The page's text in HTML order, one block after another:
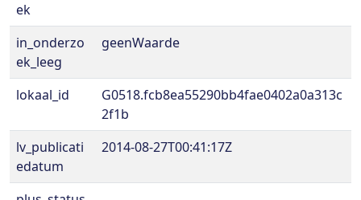
ek
in_onderzo
ek_leeg
geenWaarde
lokaal_id
G0518.fcb8ea55290bb4fae0402a0a313c
2f1b
lv_publicati
edatum
2014-08-27T00:41:17Z